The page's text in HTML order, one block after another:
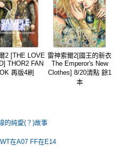
2 [THE LOVE
THOR2 FAN
再版4刷
雷神索爾2[國王的新衣
The Emperor's New
Clothes] 8/20清點 餘1
本
的純愛(？)故事
在A07 FF在E14